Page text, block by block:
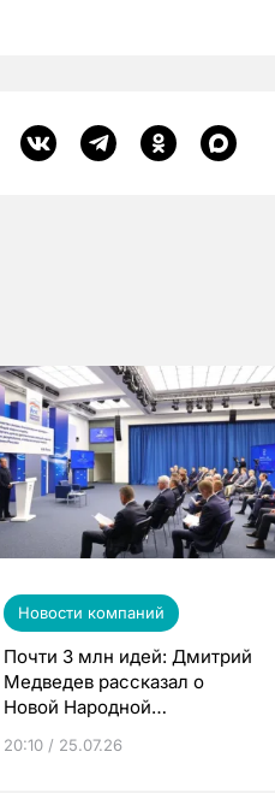
Новости компаний
Почти 3 млн идей: Дмитрий
Медведев рассказал о
Новой Народной
20:10 / 25.07.26